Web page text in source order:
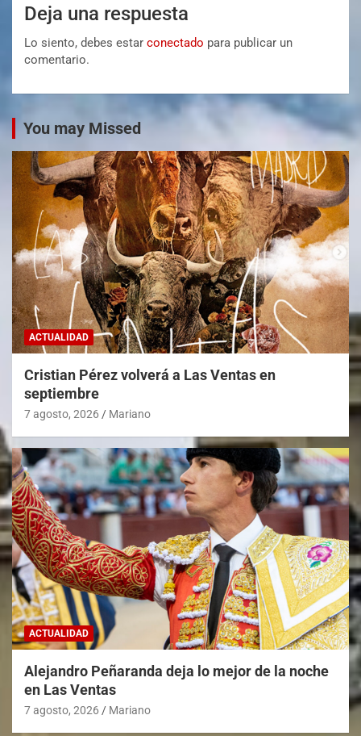
Deja una respuesta
Lo siento, debes estar conectado para publicar un
comentario.
You may Missed
ACTUALIDAD
Cristian Pérez volverá a Las Ventas en
septiembre
7 agosto, 2026 Mariano
ACTUALIDAD
Alejandro Peñaranda deja lo mejor de la noche
en Las Ventas
7 agosto, 2026 Mariano